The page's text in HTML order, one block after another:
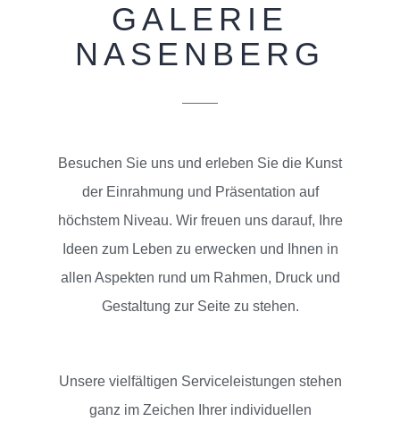
GALERIE
NASENBERG
Besuchen Sie uns und erleben Sie die Kunst
der Einrahmung und Präsentation auf
höchstem Niveau. Wir freuen uns darauf, Ihre
Ideen zum Leben zu erwecken und Ihnen in
allen Aspekten rund um Rahmen, Druck und
Gestaltung zur Seite zu stehen.
Unsere vielfältigen Serviceleistungen stehen
ganz im Zeichen Ihrer individuellen